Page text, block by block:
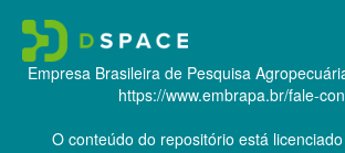
Empresa Brasileira de Pesquisa
https://www.embrapa.br/fale-
O conteúdo do repositório está